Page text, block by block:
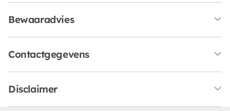
Bewaaradvies
Contactgegevens
Disclaimer